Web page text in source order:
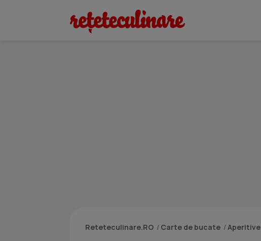
Reteteculinare.RO / Carte de bucate /Aperitive